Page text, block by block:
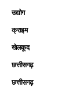
उद्योग
क्राइम
खेलकूद
छत्तीसगढ़
छत्तीसगढ़